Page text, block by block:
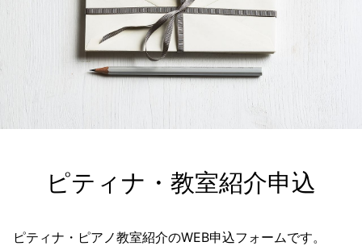
ピティナ・教室紹介申込
ピティナ・ピアノ教室紹介のWEB申込フォームです。